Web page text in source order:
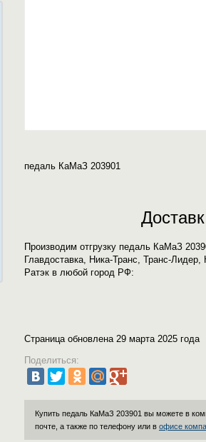
педаль КаМаЗ 203901
Производим отгрузку педаль КаМаЗ
Главдоставка, Ника-Транс, Транс-
Ратэк в любой город РФ:
Страница обновлена 29 марта 2025 года
Поделиться:
Купить педаль КаМаЗ 203901 вы можете в
почте, а также по телефону или в офисе